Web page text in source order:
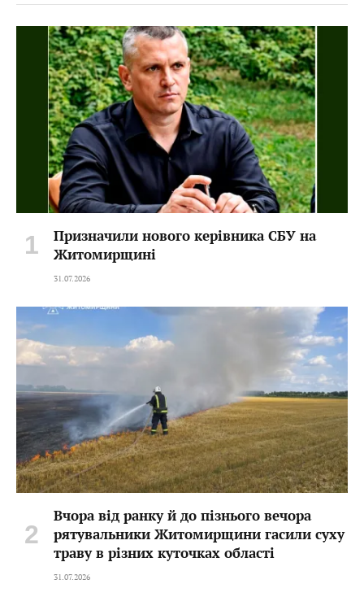
Призначили нового керівника СБУ на
Житомирщині
31.07.2026
Вчора від ранку й до пізнього вечора
рятувальники Житомирщини гасили суху
траву в різних куточках області
31.07.2026